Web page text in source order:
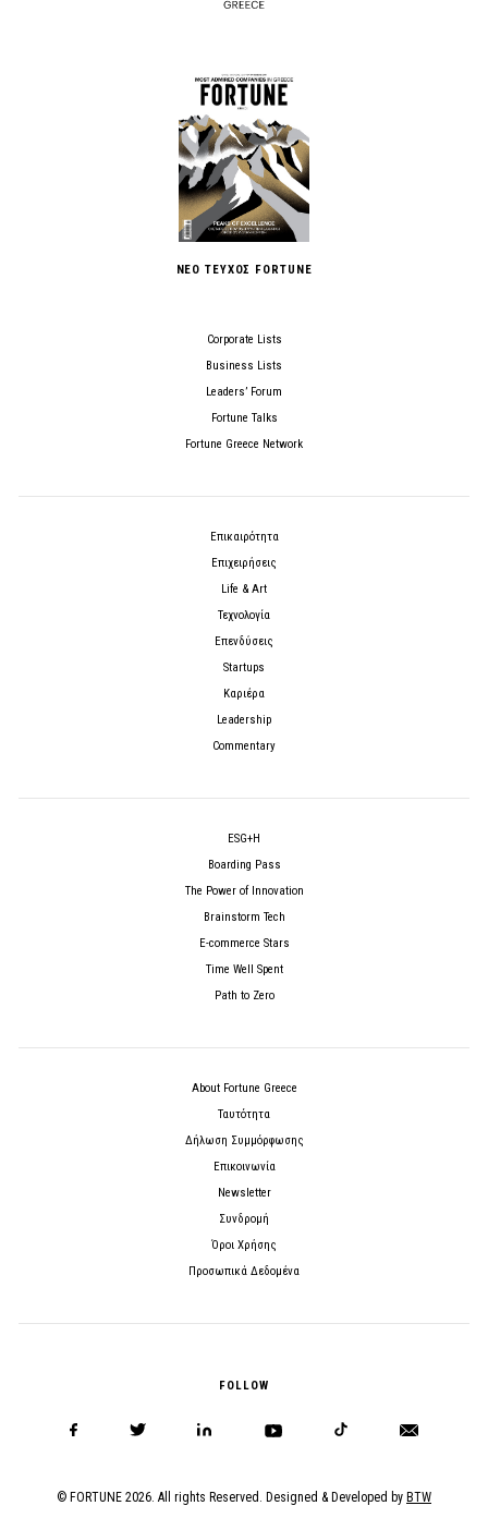
ΝΕΟ ΤΕΥΧΟΣ FORTUNE
Corporate Lists
Business Lists
Leaders’ Forum
Fortune Talks
Fortune Greece Network
Επικαιρότητα
Επιχειρήσεις
Life & Art
Τεχνολογία
Επενδύσεις
Startups
Καριέρα
Leadership
Commentary
ESG+H
Boarding Pass
The Power of Innovation
Brainstorm Tech
E-commerce Stars
Time Well Spent
Path to Zero
About Fortune Greece
Ταυτότητα
Δήλωση Συμμόρφωσης
Επικοινωνία
Newsletter
Συνδρομή
Όροι Χρήσης
Προσωπικά Δεδομένα
FOLLOW
© FORTUNE 2026. All rights Reserved. Designed & Developed by BTW